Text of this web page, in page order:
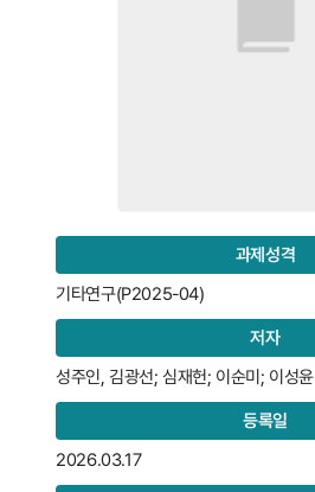
과제성격
기타연구(P2025-04)
저자
성주인, 김광선; 심재헌; 이순미; 이성윤
등록일
2026.03.17